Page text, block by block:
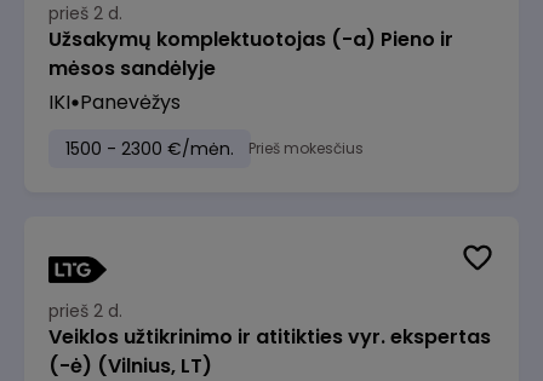
prieš 2 d.
Užsakymų komplektuotojas (-a) Pieno ir
mėsos sandėlyje
IKI Panevėžys
1500 - 2300 €/mėn. Prieš mokesčius
prieš 2 d.
Veiklos užtikrinimo ir atitikties vyr. ekspertas
(-ė) (Vilnius, LT)